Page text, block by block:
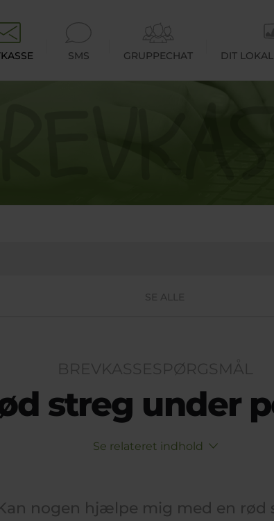
SMS GRUPPECHAT DIT
SE ALLE
BREVKASSESPØRGSMÅL
streg under
Se relateret indhold
nogen hjælpe mig med en rød